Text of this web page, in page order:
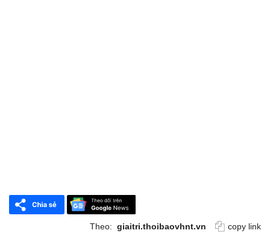
Theo: giaitri.thoibaovhnt.vn copy link